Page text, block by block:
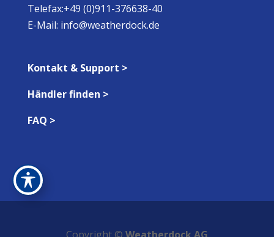
Telefax:+49 (0)911-376638-40
E-Mail: info@weatherdock.de
Kontakt & Support >
Händler finden >
FAQ >